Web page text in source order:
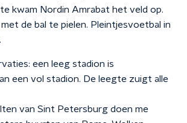
kwam Nordin Amrabat het veld op.
de bal te pielen. Pleintjesvoetbal in
een leeg stadion is
een vol stadion. De leegte zuigt alle
van Sint Petersburg doen me